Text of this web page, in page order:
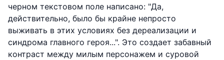
черном текстовом поле написано: "Да,
действительно, было бы крайне непросто
выживать в этих условиях без дереализации и
синдрома главного героя...". Это создает забавный
контраст между милым персонажем и суровой